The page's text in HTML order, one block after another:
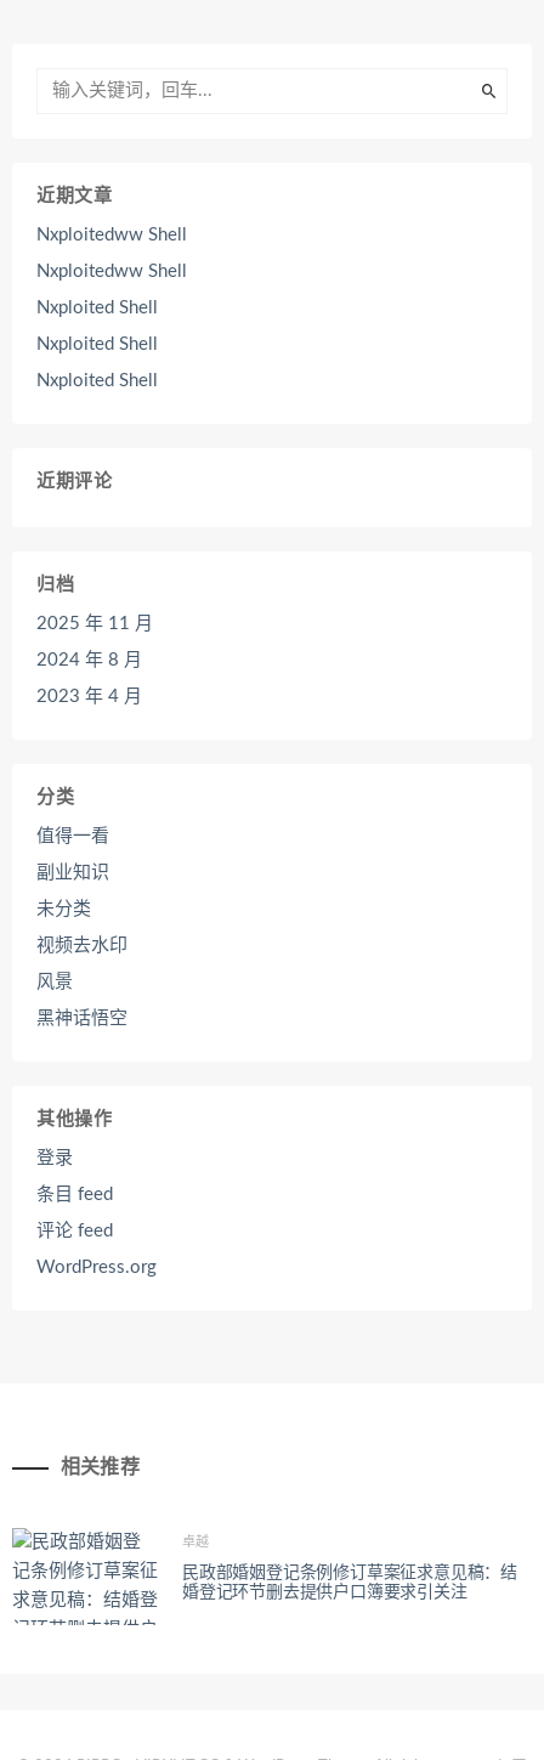
近期文章
Nxploitedww Shell
Nxploitedww Shell
Nxploited Shell
Nxploited Shell
Nxploited Shell
近期评论
归档
2025 年 11 月
2024 年 8 月
2023 年 4 月
分类
值得一看
副业知识
未分类
视频去水印
风景
黑神话悟空
其他操作
登录
条目 feed
评论 feed
WordPress.org
相关推荐
卓越
民政部婚姻登记条例修订草案征求意见稿：结
婚登记环节删去提供户口簿要求引关注